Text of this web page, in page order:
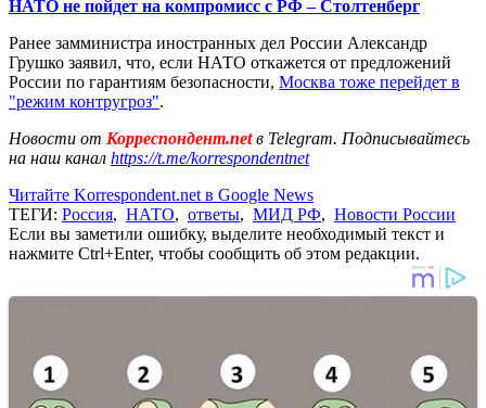
НАТО не пойдет на компромисс с РФ – Столтенберг
Ранее замминистра иностранных дел России Александр
Грушко заявил, что, если НАТО откажется от предложений
России по гарантиям безопасности, Москва тоже перейдет в
"режим контругроз".
Новости от Корреспондент.netв Telegram. Подписывайтесь
на наш канал https://t.me/korrespondentnet
Читайте Korrespondent.net в Google News
ТЕГИ: Россия, НАТО, ответы, МИД РФ, Новости России
Если вы заметили ошибку, выделите необходимый текст и
нажмите Ctrl+Enter, чтобы сообщить об этом редакции.